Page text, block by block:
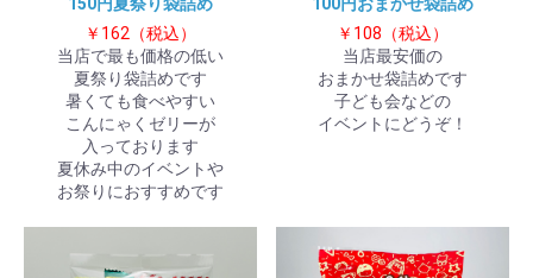
￥162（税込）
当店で最も価格の低い
夏祭り袋詰めです
暑くても食べやすい
こんにゃくゼリーが
入っております
夏休み中のイベントや
お祭りにおすすめです
￥108（税込）
当店最安価の
おまかせ袋詰めです
子ども会などの
イベントにどうぞ！